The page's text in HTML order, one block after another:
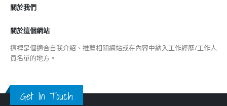
關於我們
關於這個網站
這裡是個適合自我介紹、推薦相關網站或在內容中納入工作經歷/工作人
員名單的地方。
Get In Touch